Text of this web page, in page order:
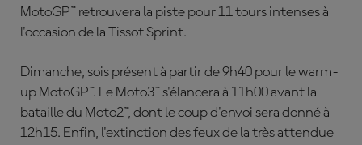
MotoGP™ retrouvera la piste pour 11 tours intenses à
l'occasion de la Tissot Sprint.
Dimanche, sois présent à partir de 9h40 pour le warm-
up MotoGP™. Le Moto3™ s'élancera à 11h00 avant la
bataille du Moto2™, dont le coup d'envoi sera donné à
12h15. Enfin, l'extinction des feux de la très attendue